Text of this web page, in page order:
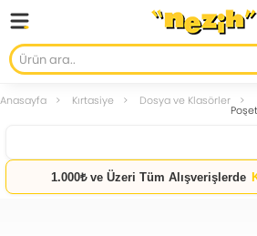
Anasayfa Kırtasiye Dosya ve Klasörler
1.000₺ ve Üzeri Tüm Alışverişlerde